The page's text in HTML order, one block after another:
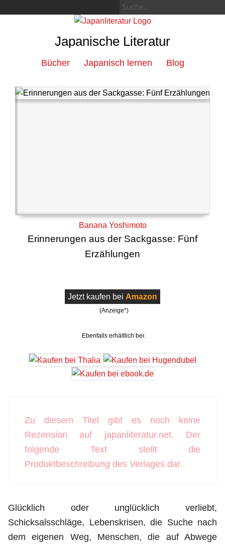
Japanische Literatur
Bücher Japanisch lernen Blog
Banana Yoshimoto
Erinnerungen aus der Sackgasse: Fünf
Erzählungen
Jetzt kaufen bei Amazon
(Anzeige*)
Ebenfalls erhältlich bei:
Zu diesem Titel gibt es noch keine
Rezension auf japanliteratur.net. Der
folgende Text stellt die
Produktbeschreibung des Verlages dar.
Glücklich oder unglücklich verliebt,
Schicksalsschläge, Lebenskrisen, die Suche nach
dem eigenen Weg, Menschen, die auf Abwege